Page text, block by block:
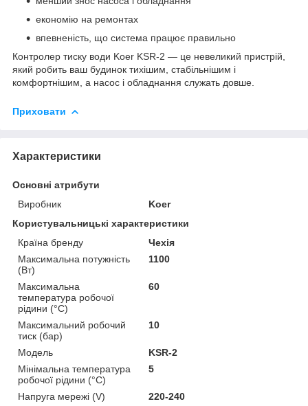
економію на ремонтах
впевненість, що система працює правильно
Контролер тиску води Koer KSR-2 — це невеликий пристрій,
який робить ваш будинок тихішим, стабільнішим і
комфортнішим, а насос і обладнання служать довше.
Приховати
Характеристики
Основні атрибути
Виробник
Koer
Користувальницькі характеристики
Країна бренду
Чехія
Максимальна потужність
(Вт)
1100
Максимальна
температура робочої
рідини (°C)
60
Максимальний робочий
тиск (бар)
10
Мoдель
KSR-2
Мінімальна температура
робочої рідини (°C)
5
Напруга мережі (V)
220-240